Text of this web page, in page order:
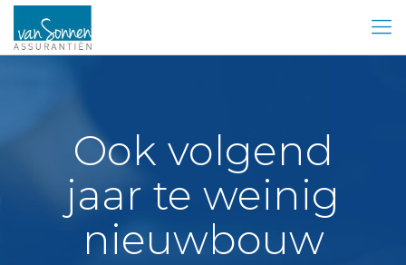
Ook volgend
jaar te weinig
nieuwbouw